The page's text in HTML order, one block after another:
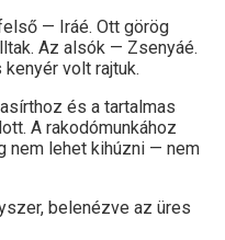
— Iráé. Ott görög
Az alsók — Zsenyáé.
volt rajtuk.
és a tartalmas
A rakodómunkához
nem lehet kihúzni — nem
belenézve az üres